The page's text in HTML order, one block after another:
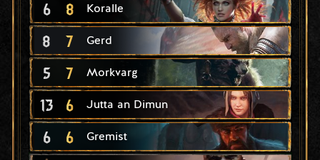
6 8 Koralle
8 7 Gerd
5 7 Morkvarg
13 6 Jutta an Dimun
6 6 Gremist